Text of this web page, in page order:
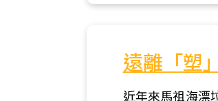
遠離「塑
近年來馬祖海漂